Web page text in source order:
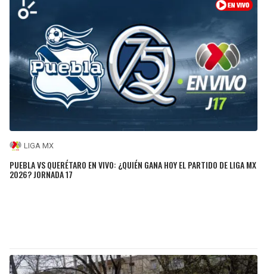
LIGA MX
PUEBLA VS QUERÉTARO EN VIVO: ¿QUIÉN GANA HOY EL PARTIDO DE LIGA MX
2026? JORNADA 17